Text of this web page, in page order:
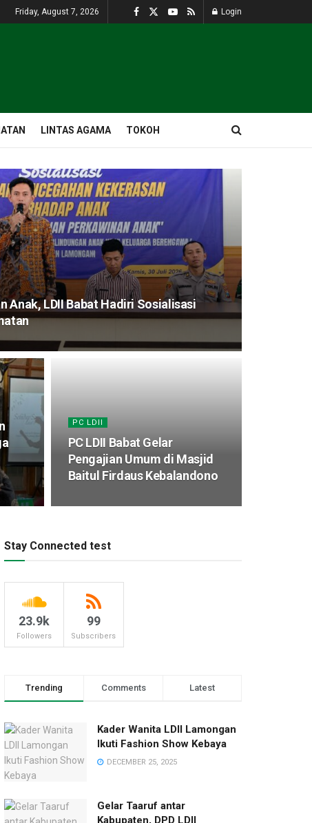
Friday, August 7, 2026 Login
LINTAS AGAMA TOKOH
Anak, LDII Babat Hadiri Sosialisasi
PC LDII
PC LDII Babat Gelar
Pengajian Umum di Masjid
Baitul Firdaus Kebalandono
Stay Connected test
23.9k
Followers
99
Subscribers
Trending Comments Latest
Kader Wanita LDII Lamongan
Ikuti Fashion Show Kebaya
DECEMBER 25, 2025
Gelar Taaruf antar
Kabupaten, DPD LDII